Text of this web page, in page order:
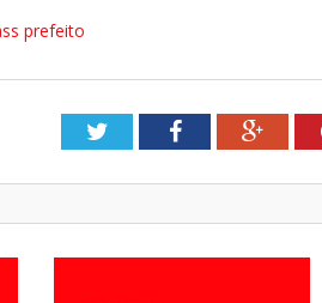
prefeito
TwitterFacebook